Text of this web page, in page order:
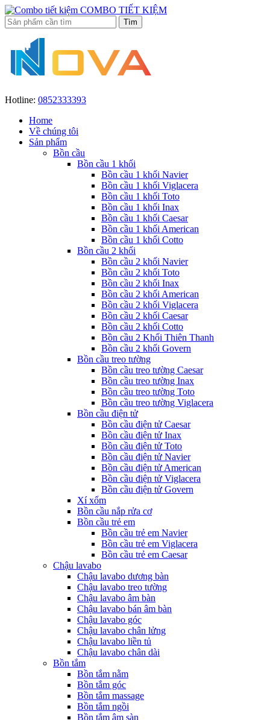
COMBO TIẾT KIỆM
Hotline: 0852333393
Home
Về chúng tôi
Sản phẩm
Bồn cầu
Bồn cầu 1 khối
Bồn cầu 1 khối Navier
Bồn cầu 1 khối Viglacera
Bồn cầu 1 khối Toto
Bồn cầu 1 khối Inax
Bồn cầu 1 khối Caesar
Bồn cầu 1 khối American
Bồn cầu 1 khối Cotto
Bồn cầu 2 khối
Bồn cầu 2 khối Navier
Bồn cầu 2 khối Toto
Bồn cầu 2 khối Inax
Bồn cầu 2 khối American
Bồn cầu 2 khối Viglacera
Bồn cầu 2 khối Caesar
Bồn cầu 2 khối Cotto
Bồn cầu 2 Khối Thiên Thanh
Bồn cầu 2 khối Govern
Bồn cầu treo tường
Bồn cầu treo tường Caesar
Bồn cầu treo tường Inax
Bồn cầu treo tường Toto
Bồn cầu treo tường Viglacera
Bồn cầu điện tử
Bồn cầu điện tử Caesar
Bồn cầu điện tử Inax
Bồn cầu điện tử Toto
Bồn cầu điện tử Navier
Bồn cầu điện tử American
Bồn cầu điện tử Viglacera
Bồn cầu điện tử Govern
Xí xổm
Bồn cầu nắp rửa cơ
Bồn cầu trẻ em
Bồn cầu trẻ em Navier
Bồn cầu trẻ em Viglacera
Bồn cầu trẻ em Caesar
Chậu lavabo
Chậu lavabo dương bàn
Chậu lavabo treo tường
Chậu lavabo âm bàn
Chậu lavabo bán âm bàn
Chậu lavabo góc
Chậu lavabo chân lửng
Chậu lavabo liền tủ
Chậu lavabo chân dài
Bồn tắm
Bồn tắm nằm
Bồn tắm góc
Bồn tắm massage
Bồn tắm ngồi
Bồn tắm âm sàn